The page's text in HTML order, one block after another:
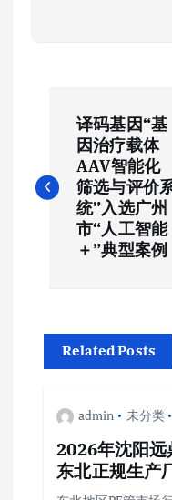
导
译码基因“基
因治疗载体
AAV智能化
筛选与评价
统”入选广州
市“人工智能
＋”典型案例
Related Posts
admin 未分类
2026年沈阳
东北正规生产